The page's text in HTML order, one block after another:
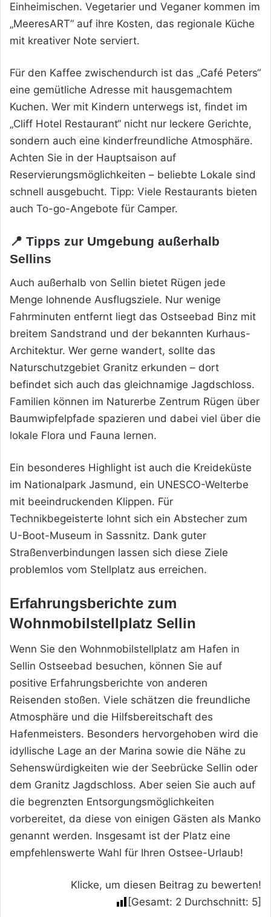
Einheimischen. Vegetarier und Veganer kommen im
„MeeresART“ auf ihre Kosten, das regionale Küche
mit kreativer Note serviert.
Für den Kaffee zwischendurch ist das „Café Peters“
eine gemütliche Adresse mit hausgemachtem
Kuchen. Wer mit Kindern unterwegs ist, findet im
„Cliff Hotel Restaurant“ nicht nur leckere Gerichte,
sondern auch eine kinderfreundliche Atmosphäre.
Achten Sie in der Hauptsaison auf
Reservierungsmöglichkeiten – beliebte Lokale sind
schnell ausgebucht. Tipp: Viele Restaurants bieten
auch To-go-Angebote für Camper.
📍 Tipps zur Umgebung außerhalb
Sellins
Auch außerhalb von Sellin bietet Rügen jede
Menge lohnende Ausflugsziele. Nur wenige
Fahrminuten entfernt liegt das Ostseebad Binz mit
breitem Sandstrand und der bekannten Kurhaus-
Architektur. Wer gerne wandert, sollte das
Naturschutzgebiet Granitz erkunden – dort
befindet sich auch das gleichnamige Jagdschloss.
Familien können im Naturerbe Zentrum Rügen über
Baumwipfelpfade spazieren und dabei viel über die
lokale Flora und Fauna lernen.
Ein besonderes Highlight ist auch die Kreideküste
im Nationalpark Jasmund, ein UNESCO-Welterbe
mit beeindruckenden Klippen. Für
Technikbegeisterte lohnt sich ein Abstecher zum
U-Boot-Museum in Sassnitz. Dank guter
Straßenverbindungen lassen sich diese Ziele
problemlos vom Stellplatz aus erreichen.
Erfahrungsberichte zum
Wohnmobilstellplatz Sellin
Wenn Sie den Wohnmobilstellplatz am Hafen in
Sellin Ostseebad besuchen, können Sie auf
positive Erfahrungsberichte von anderen
Reisenden stoßen. Viele schätzen die freundliche
Atmosphäre und die Hilfsbereitschaft des
Hafenmeisters. Besonders hervorgehoben wird die
idyllische Lage an der Marina sowie die Nähe zu
Sehenswürdigkeiten wie der Seebrücke Sellin oder
dem Granitz Jagdschloss. Aber seien Sie auch auf
die begrenzten Entsorgungsmöglichkeiten
vorbereitet, da diese von einigen Gästen als Manko
genannt werden. Insgesamt ist der Platz eine
empfehlenswerte Wahl für Ihren Ostsee-Urlaub!
Klicke, um diesen Beitrag zu bewerten!
[Gesamt: 2 Durchschnitt: 5]